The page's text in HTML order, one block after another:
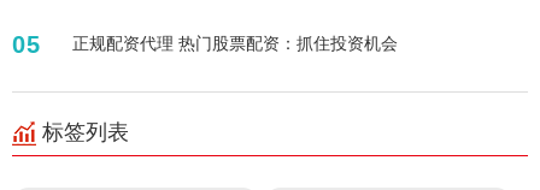
05 正规配资代理 热门股票配资：抓住投资机会
标签列表